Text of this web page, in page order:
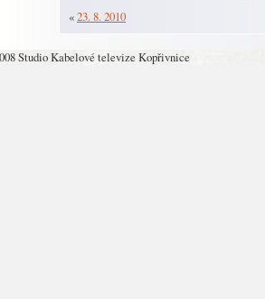
«23. 8. 2010
Studio Kabelové televize Kopřivnice